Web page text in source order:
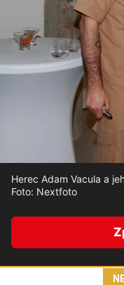
Herec Adam Vacula a
Foto: Nextfoto